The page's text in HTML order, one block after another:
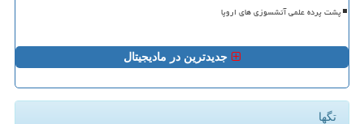
پشت پرده علمی آتشسوزی های اروپا
جدیدترین در مادیجیتال
تگها